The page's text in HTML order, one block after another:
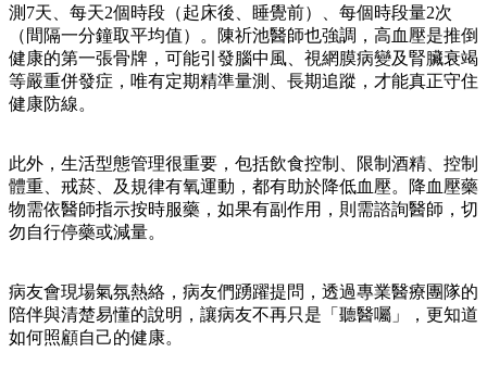
測7天、每天2個時段（起床後、睡覺前）、每個時段量2次
（間隔一分鐘取平均值）。陳祈池醫師也強調，高血壓是推倒
健康的第一張骨牌，可能引發腦中風、視網膜病變及腎臟衰竭
等嚴重併發症，唯有定期精準量測、長期追蹤，才能真正守住
健康防線。
此外，生活型態管理很重要，包括飲食控制、限制酒精、控制
體重、戒菸、及規律有氧運動，都有助於降低血壓。降血壓藥
物需依醫師指示按時服藥，如果有副作用，則需諮詢醫師，切
勿自行停藥或減量。
病友會現場氣氛熱絡，病友們踴躍提問，透過專業醫療團隊的
陪伴與清楚易懂的說明，讓病友不再只是「聽醫囑」，更知道
如何照顧自己的健康。